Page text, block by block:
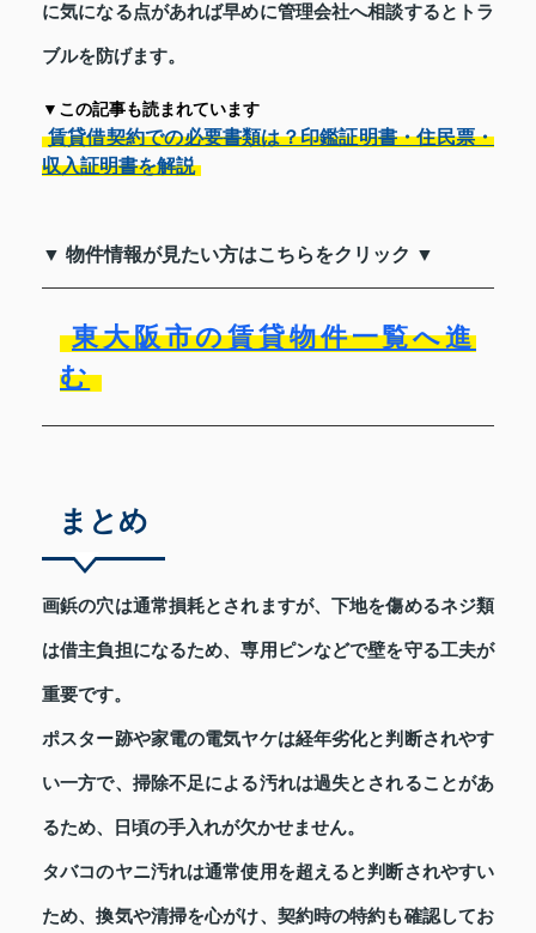
に気になる点があれば早めに管理会社へ相談するとトラ
ブルを防げます。
▼この記事も読まれています
賃貸借契約での必要書類は？印鑑証明書・住民票・
収入証明書を解説
▼ 物件情報が見たい方はこちらをクリック ▼
東大阪市の賃貸物件一覧へ進
む
まとめ
画鋲の穴は通常損耗とされますが、下地を傷めるネジ類
は借主負担になるため、専用ピンなどで壁を守る工夫が
重要です。
ポスター跡や家電の電気ヤケは経年劣化と判断されやす
い一方で、掃除不足による汚れは過失とされることがあ
るため、日頃の手入れが欠かせません。
タバコのヤニ汚れは通常使用を超えると判断されやすい
ため、換気や清掃を心がけ、契約時の特約も確認してお